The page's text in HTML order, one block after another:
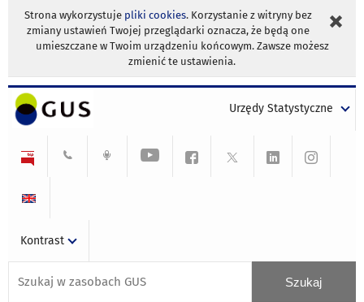
Strona wykorzystuje pliki cookies. Korzystanie z witryny bez
zmiany ustawień Twojej przeglądarki oznacza, że będą one
umieszczane w Twoim urządzeniu końcowym. Zawsze możesz
zmienić te ustawienia.
Urzędy Statystyczne
Kontrast